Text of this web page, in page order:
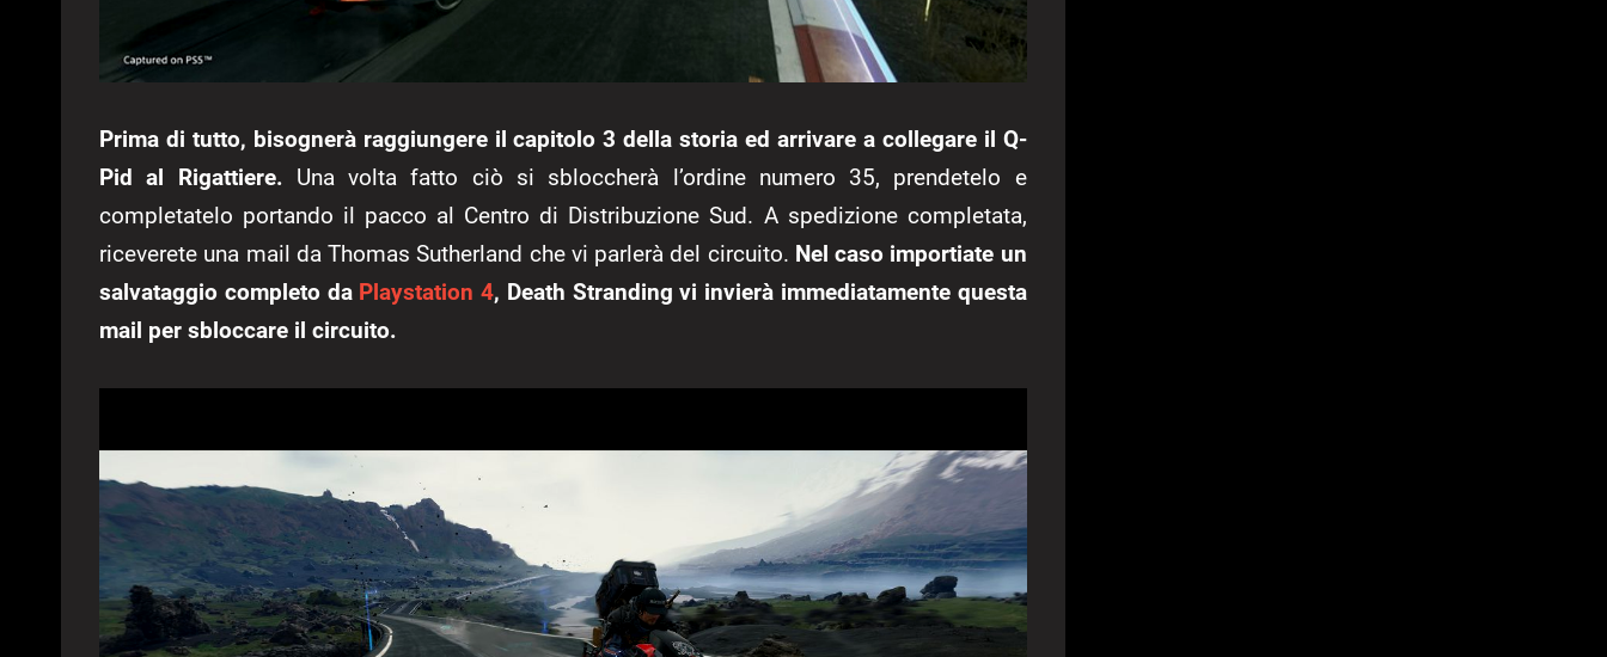
Prima di tutto, bisognerà raggiungere il capitolo 3 della storia ed arrivare a collegare il Q-
Pid al Rigattiere. Una volta fatto ciò si sbloccherà l’ordine numero 35, prendetelo e
completatelo portando il pacco al Centro di Distribuzione Sud. A spedizione completata,
riceverete una mail da Thomas Sutherland che vi parlerà del circuito. Nel caso importiate un
salvataggio completo da Playstation 4, Death Stranding vi invierà immediatamente questa
mail per sbloccare il circuito.